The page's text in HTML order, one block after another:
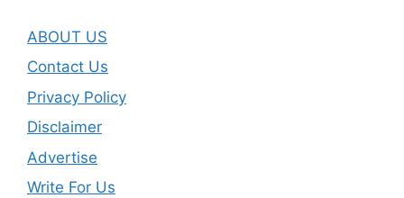
ABOUT US
Contact Us
Privacy Policy
Disclaimer
Advertise
Write For Us